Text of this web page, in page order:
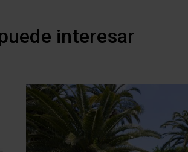
interesar